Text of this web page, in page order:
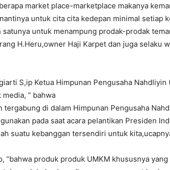
market place-marketplace makanya
untuk cita cita kedepan minimal setiap
satunya untuk menampung prodak-prodak
H.Heru,owner Haji Karpet dan juga selaku
S,ip Ketua Himpunan Pengusaha Nahdliyin
” bahwa
tergabung di dalam Himpunan Pengusaha
pada saat acara pelantikan Presiden
suatu kebanggan tersendiri untuk
“bahwa produk produk UMKM khususnya